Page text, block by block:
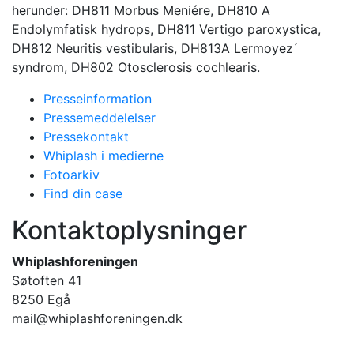
herunder: DH811 Morbus Meniére, DH810 A
Endolymfatisk hydrops, DH811 Vertigo paroxystica,
DH812 Neuritis vestibularis, DH813A Lermoyez ́
syndrom, DH802 Otosclerosis cochlearis.
Presseinformation
Pressemeddelelser
Pressekontakt
Whiplash i medierne
Fotoarkiv
Find din case
Kontaktoplysninger
Whiplashforeningen
Søtoften 41
8250 Egå
mail@whiplashforeningen.dk